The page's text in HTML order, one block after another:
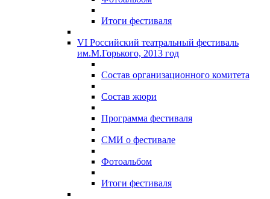
Итоги фестиваля
VI Российский театральный фестиваль
им.М.Горького, 2013 год
Состав организационного комитета
Состав жюри
Программа фестиваля
СМИ о фестивале
Фотоальбом
Итоги фестиваля